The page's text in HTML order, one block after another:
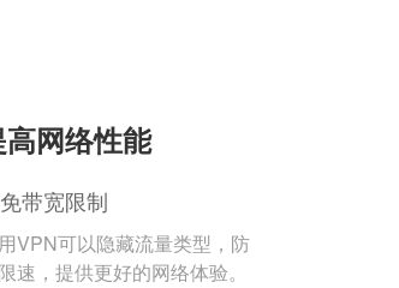
网络性能
带宽限制
VPN可以隐藏流量类型，防
速，提供更好的网络体验。